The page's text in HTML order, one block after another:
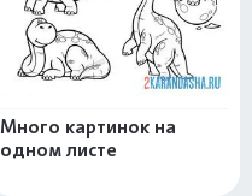
Много картинок на
одном листе